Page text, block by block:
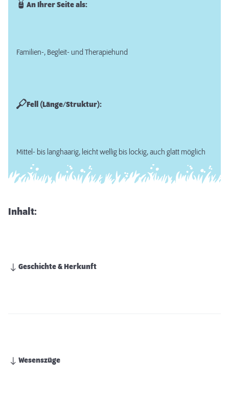
An Ihrer Seite als:
Familien-, Begleit- und Therapiehund
Fell (Länge/Struktur):
Mittel- bis langhaarig, leicht wellig bis lockig, auch glatt möglich
Inhalt:
Geschichte & Herkunft
Wesenszüge